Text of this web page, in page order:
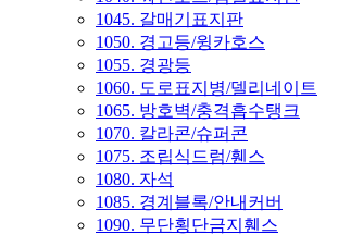
1045. 갈매기표지판
1050. 경고등/윙카호스
1055. 경광등
1060. 도로표지병/델리네이트
1065. 방호벽/충격흡수탱크
1070. 칼라콘/슈퍼콘
1075. 조립식드럼/휀스
1080. 자석
1085. 경계블록/안내커버
1090. 무단횡단금지휀스